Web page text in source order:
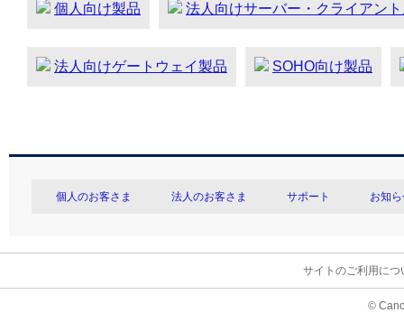
個人向け製品 法人向けサーバー・クライアン
法人向けゲートウェイ製品 SOHO向け製品
個人のお客さま 法人のお客さま サポート お知
サイトのご利用につ
©